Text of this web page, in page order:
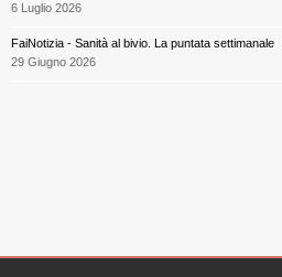
6 Luglio 2026
FaiNotizia - Sanità al bivio. La puntata settimanale
29 Giugno 2026